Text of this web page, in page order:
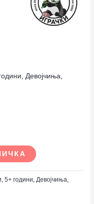
,Девојчиња,
,5+ години,Девојчиња,